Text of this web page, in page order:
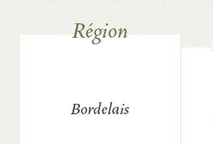
Région
Bordelais